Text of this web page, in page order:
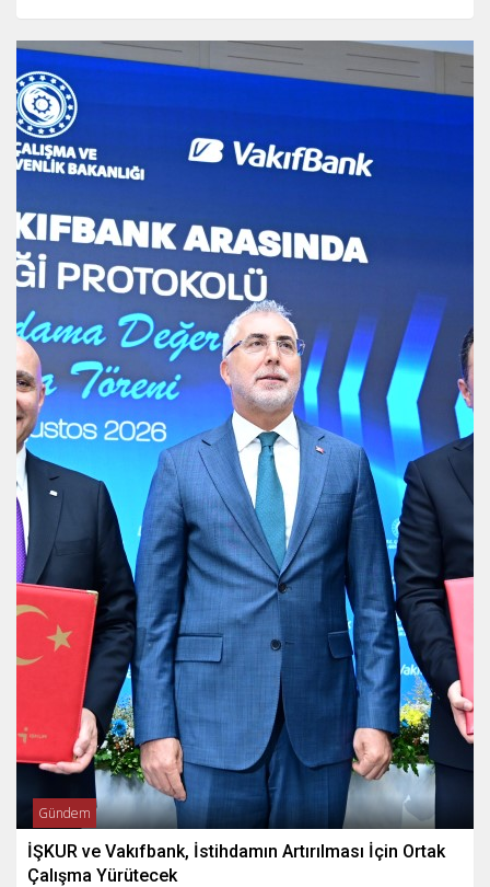
Gündem
İŞKUR ve Vakıfbank, İstihdamın Artırılması İçin Ortak
Çalışma Yürütecek